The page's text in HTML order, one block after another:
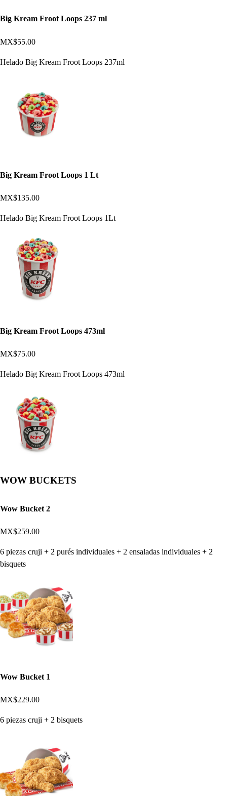
Big Kream Froot Loops 237 ml
MX$55.00
Helado Big Kream Froot Loops 237ml
Big Kream Froot Loops 1 Lt
MX$135.00
Helado Big Kream Froot Loops 1Lt
Big Kream Froot Loops 473ml
MX$75.00
Helado Big Kream Froot Loops 473ml
WOW BUCKETS
Wow Bucket 2
MX$259.00
6 piezas cruji + 2 purés individuales + 2 ensaladas individuales + 2
bisquets
Wow Bucket 1
MX$229.00
6 piezas cruji + 2 bisquets